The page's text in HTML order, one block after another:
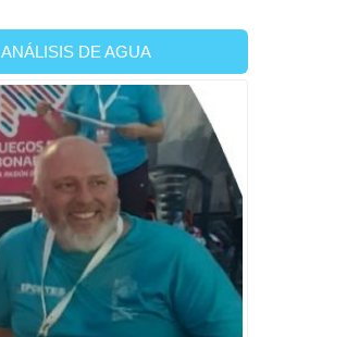
ANÁLISIS DE AGUA